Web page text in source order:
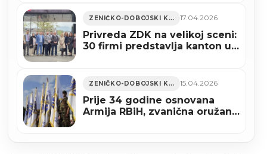
ZENIČKO-DOBOJSKI KANTON 17.04.2026
Privreda ZDK na velikoj sceni:
30 firmi predstavlja kanton u
ZENIČKO-DOBOJSKI KANTON 15.04.2026
Prije 34 godine osnovana
Armija RBiH, zvanična oružana